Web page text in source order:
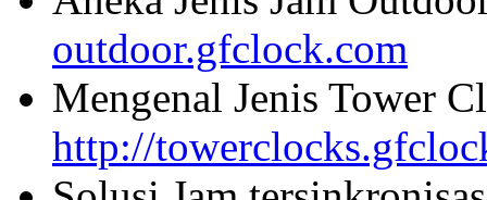
outdoor.gfclock.com
Mengenal Jenis Tower
http://